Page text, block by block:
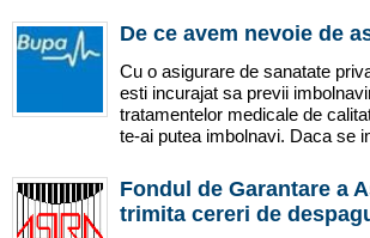
De ce avem nevoie de
Cu o asigurare de sanatate
esti incurajat sa previi
tratamentelor medicale de
te-ai putea imbolnavi. Daca se
Fondul de Garantare a
trimita cereri de